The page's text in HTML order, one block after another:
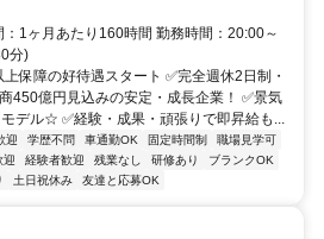
1ヶ月あたり160時間 勤務時間：20:00～
分)
保障の好待遇スタート ✅完全週休2日制・
450億円見込みの安定・成長企業！ ✅景気
デル☆ ✅経験・成果・頑張りで即昇給も...
迎 学歴不問 車通勤OK 固定時間制
職場見学可
迎 経験者歓迎 残業なし 研修あり
ブランクOK
土日祝休み 友達と応募OK